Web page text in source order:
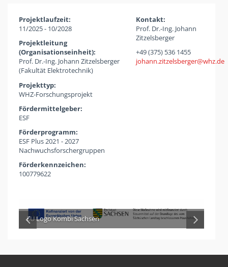
Projektlaufzeit:
11/2025 - 10/2028
Projektleitung
(Organisationseinheit):
Prof. Dr.-Ing. Johann Zitzelsberger
(Fakultät Elektrotechnik)
Projekttyp:
WHZ-Forschungsprojekt
Kontakt:
Prof. Dr.-Ing. Johann
Zitzelsberger
+49 (375) 536 1455
johann.zitzelsberger
whzde
Fördermittelgeber:
ESF
Förderprogramm:
ESF Plus 2021 - 2027
Nachwuchsforschergruppen
Förderkennzeichen:
100779622
EU Logo Kombi Sachsen